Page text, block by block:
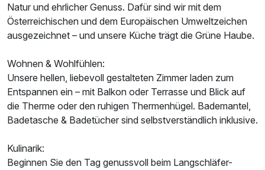
Ausstattung
Zusatznächte
Natur und ehrlicher Genuss. Dafür sind wir mit dem
Österreichischen und dem Europäischen Umweltzeichen
ausgezeichnet – und unsere Küche trägt die Grüne Haube.
Wohnen & Wohlfühlen:
Unsere hellen, liebevoll gestalteten Zimmer laden zum
Entspannen ein – mit Balkon oder Terrasse und Blick auf
die Therme oder den ruhigen Thermenhügel. Bademantel,
Badetasche & Badetücher sind selbstverständlich inklusive.
Kulinarik:
Beginnen Sie den Tag genussvoll beim Langschläfer-